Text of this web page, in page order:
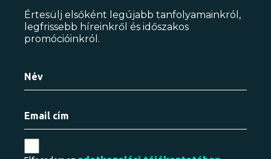
Értesülj elsőként legújabb tanfolyamainkról,
legfrissebb híreinkről és időszakos
promócióinkról.